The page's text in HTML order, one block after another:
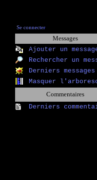
Se connecter
Messages
Ajouter un
Rechercher un
Derniers messages
Masquer
Commentaires
Derniers